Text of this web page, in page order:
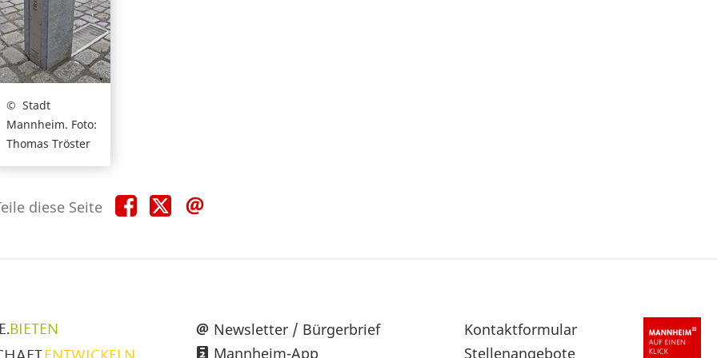
Stadt
Mannheim. Foto:
Thomas Tröster
diese Seite Teile
diese
Teile
diese
BIETEN
Newsletter / Bürgerbrief
Mannheim-App
Sekundärnavigation
im
Kontaktformular
Stellenangebote